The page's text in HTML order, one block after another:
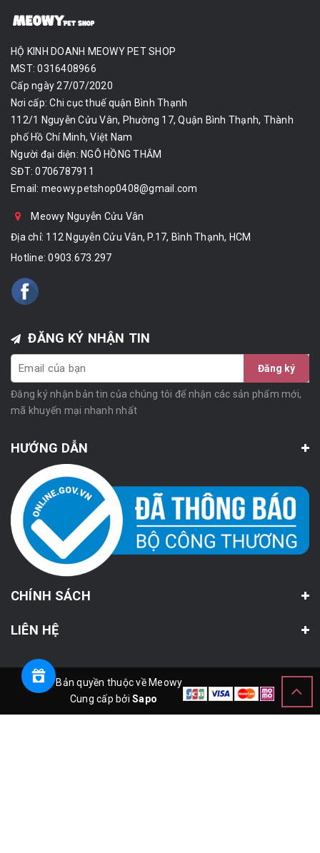
HỘ KINH DOANH MEOWY PET SHOP
MST: 0316408966
Cấp ngày 27/07/2020
Nơi cấp: Chi cục thuế quận Bình Thạnh
112/1 Nguyễn Cửu Vân, Phường 17, Quận Bình Thạnh, Thành
phố Hồ Chí Minh, Việt Nam
Người đại diện: NGÔ HỒNG THẮM
SĐT: 0706787911
Email: meowy.petshop0408@gmail.com
Meowy Nguyễn Cửu Vân
Địa chỉ: 112 Nguyễn Cửu Vân, P.17, Bình Thạnh, HCM
Hotline:0903.673.297
ĐĂNG KÝ NHẬN TIN
Đăng ký
Đăng ký nhận bản tin của chúng tôi để nhận các sản phẩm mới,
mã khuyến mại nhanh nhất
HƯỚNG DẪN
CHÍNH SÁCH
LIÊN HỆ
© Bản quyền thuộc về Meowy
Cung cấp bởiSapo